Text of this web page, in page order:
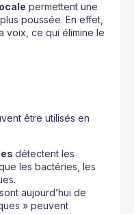
permettent une
poussée. En effet,
voix, ce qui élimine le
être utilisés en
détectent les
les bactéries, les
aujourd’hui de
» peuvent